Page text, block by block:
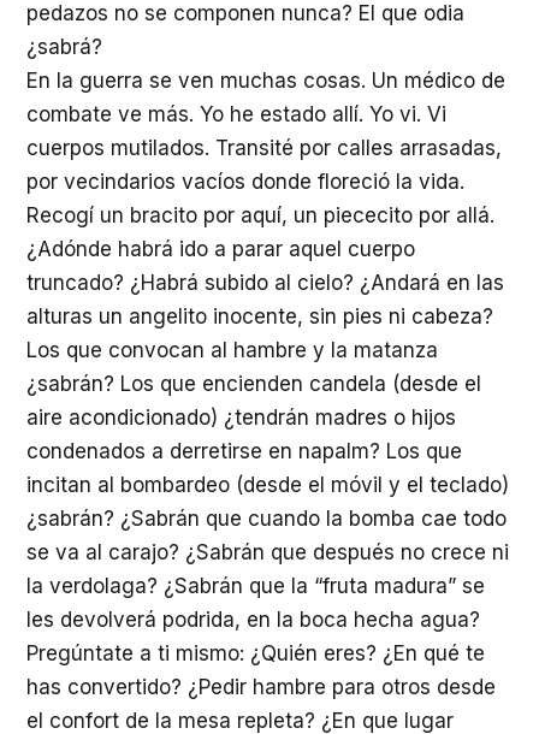
pedazos no se componen nunca? El que odia
¿sabrá?
En la guerra se ven muchas cosas. Un médico de
combate ve más. Yo he estado allí. Yo vi. Vi
cuerpos mutilados. Transité por calles arrasadas,
por vecindarios vacíos donde floreció la vida.
Recogí un bracito por aquí, un piececito por allá.
¿Adónde habrá ido a parar aquel cuerpo
truncado? ¿Habrá subido al cielo? ¿Andará en las
alturas un angelito inocente, sin pies ni cabeza?
Los que convocan al hambre y la matanza
¿sabrán? Los que encienden candela (desde el
aire acondicionado) ¿tendrán madres o hijos
condenados a derretirse en napalm? Los que
incitan al bombardeo (desde el móvil y el teclado)
¿sabrán? ¿Sabrán que cuando la bomba cae todo
se va al carajo? ¿Sabrán que después no crece ni
la verdolaga? ¿Sabrán que la “fruta madura” se
les devolverá podrida, en la boca hecha agua?
Pregúntate a ti mismo: ¿Quién eres? ¿En qué te
has convertido? ¿Pedir hambre para otros desde
el confort de la mesa repleta? ¿En que lugar